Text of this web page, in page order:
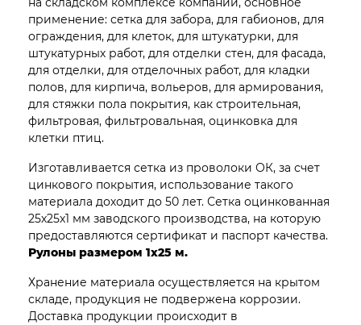
применение: сетка для забора, для габионов, для
ограждения, для клеток, для штукатурки, для
штукатурных работ, для отделки стен, для фасада,
для отделки, для отделочных работ, для кладки
полов, для кирпича, вольеров, для армирования,
для стяжки пола покрытия, как строительная,
фильтровая, фильтровальная, оцинковка для
клетки птиц.
Изготавливается сетка из проволоки ОК, за счет
цинкового покрытия, использование такого
материала доходит до 50 лет. Сетка оцинкованная
25х25х1 мм заводского производства, на которую
предоставляются сертификат и паспорт качества.
Рулоны размером 1х25 м.
Хранение материала осуществляется на крытом
складе, продукция не подвержена коррозии.
Доставка продукции происходит в